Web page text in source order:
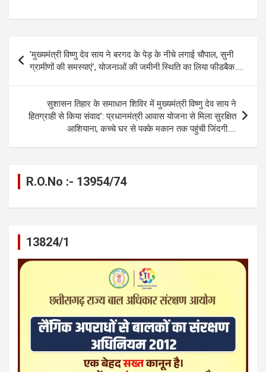
ce
b
o
o
k
se
n
g
er
at
A
p
p
e
gr
a
m
ail py
Li
n
k
ar
navigation
’मुख्यमंत्री विष्णु देव साय ने बरगद के पेड़ के नीचे लगाई चौपाल, सुनी
ग्रामीणों की समस्याएं’, योजनाओं की जमीनी स्थिति का लिया फीडबैक…..
सुशासन तिहार के समाधान शिविर में मुख्यमंत्री विष्णु देव साय ने
हितग्राही से किया संवाद’: प्रधानमंत्री आवास योजना से मिला सुरक्षित
आशियाना, कच्चे घर से पक्के मकान तक पहुंची जिंदगी…..
R.O.No :- 13954/74
13824/1